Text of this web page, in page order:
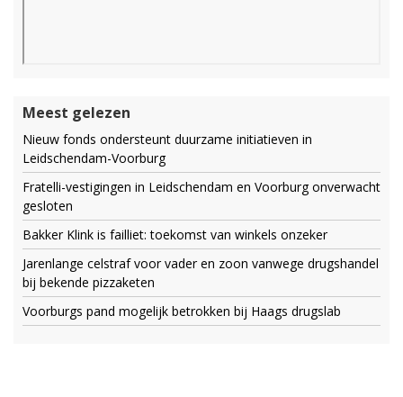
Meest gelezen
Nieuw fonds ondersteunt duurzame initiatieven in
Leidschendam-Voorburg
Fratelli-vestigingen in Leidschendam en Voorburg onverwacht
gesloten
Bakker Klink is failliet: toekomst van winkels onzeker
Jarenlange celstraf voor vader en zoon vanwege drugshandel
bij bekende pizzaketen
Voorburgs pand mogelijk betrokken bij Haags drugslab